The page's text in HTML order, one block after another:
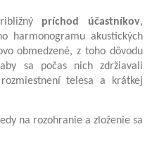
príchod účastníkov,
harmonogramu akustických
obmedzené, z toho dôvodu
sa počas nich zdržiavali
telesa a krátkej
na rozohranie a zloženie sa